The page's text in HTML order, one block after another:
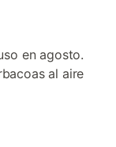
en agosto.
al aire